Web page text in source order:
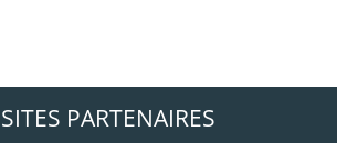
SITES PARTENAIRES